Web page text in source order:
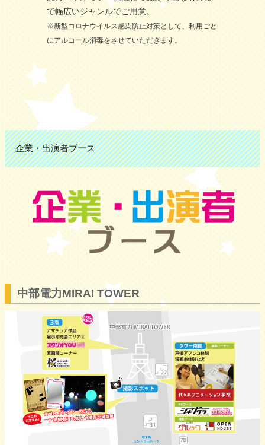
で幅広いジャンルでご用意。
※新型コロナウイルス感染防止対策として、利用ごと
にアルコール消毒をさせていただきます。
企業・出演者ブース
中部電力MIRAI TOWER